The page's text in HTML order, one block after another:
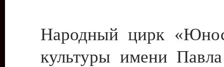
Народный цирк
культуры имени